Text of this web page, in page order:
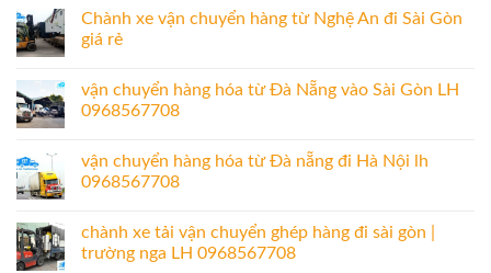
Chành xe vận chuyển hàng từ Nghệ An đi Sài Gòn
giá rẻ
vận chuyển hàng hóa từ Đà Nẵng vào Sài Gòn LH
0968567708
vận chuyển hàng hóa từ Đà nẵng đi Hà Nội lh
0968567708
chành xe tải vận chuyển ghép hàng đi sài gòn |
trường nga LH 0968567708